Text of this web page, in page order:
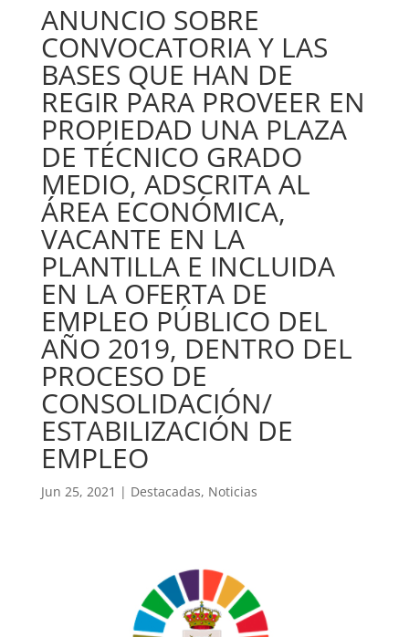
ANUNCIO SOBRE
CONVOCATORIA Y LAS
BASES QUE HAN DE
REGIR PARA PROVEER EN
PROPIEDAD UNA PLAZA
DE TÉCNICO GRADO
MEDIO, ADSCRITA AL
ÁREA ECONÓMICA,
VACANTE EN LA
PLANTILLA E INCLUIDA
EN LA OFERTA DE
EMPLEO PÚBLICO DEL
AÑO 2019, DENTRO DEL
PROCESO DE
CONSOLIDACIÓN/
ESTABILIZACIÓN DE
EMPLEO
Jun 25, 2021 | Destacadas, Noticias